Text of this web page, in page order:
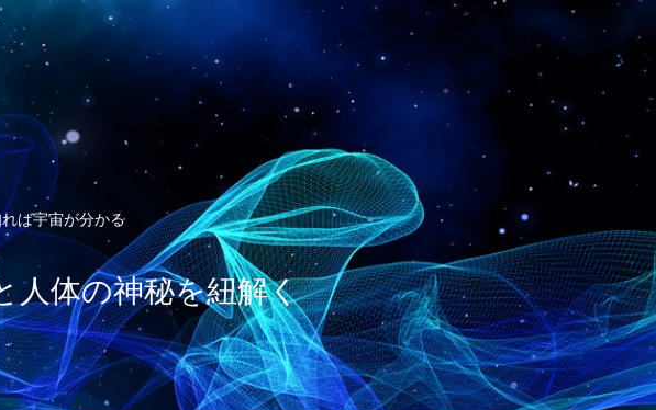
ば宇宙が分かる
人体の神秘を紐解く